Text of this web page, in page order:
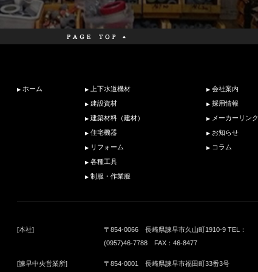
ホーム
上下水道機材
建設資材
建築材料（建材）
住宅機器
リフォーム
各種工具
制服・作業服
会社案内
採用情報
メーカーリンク
お知らせ
コラム
[本社]
〒854-0066 長崎県諫早市久山町1910-9 TEL：
(0957)46-7788 FAX：46-8477
[諫早中央営業所] 〒854-0001 長崎県諫早市福田町33番3号